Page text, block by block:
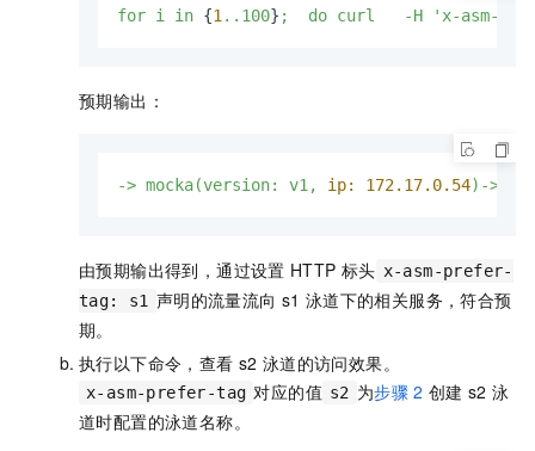
for i in {1 ..100} ; do curl -H 'x-asm-
预期输出：
-> mocka(version: v1, ip: 172.17.0.54)->
由预期输出得到，通过设置 HTTP 标头 x-asm-prefer-
tag: s1 声明的流量流向 s1 泳道下的相关服务，符合预
期。
执行以下命令，查看 s2 泳道的访问效果。
x-asm-prefer-tag 对应的值 s2 为步骤 2 创建 s2 泳
道时配置的泳道名称。